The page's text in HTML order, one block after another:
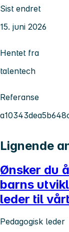
Sist endret
15. juni 2026
Hentet fra
talentech
Referanse
Lignende
Ønsker du
barns
leder til
Pedagogisk leder